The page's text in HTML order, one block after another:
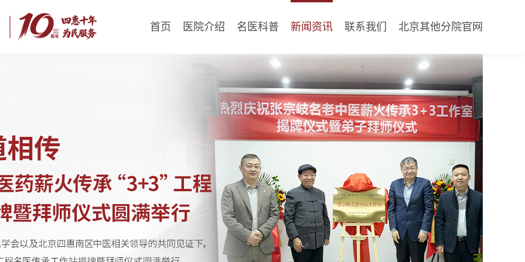
首页 医院介绍 名医科普 新闻资讯 联系我们 北京其他分院官网